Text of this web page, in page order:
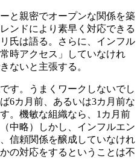
と親密でオープンな関係を築
ンドにより素早く対応できる
氏は語る。さらに、インフル
時アクセス」していなけれ
ないと主張する。
す。うまくワークしないでし
6カ月前、あるいは3カ月前な
。機敏な組織なら、1カ月前
中略）しかし、インフルエン
信頼関係を醸成していなけれ
の対応をするということは不